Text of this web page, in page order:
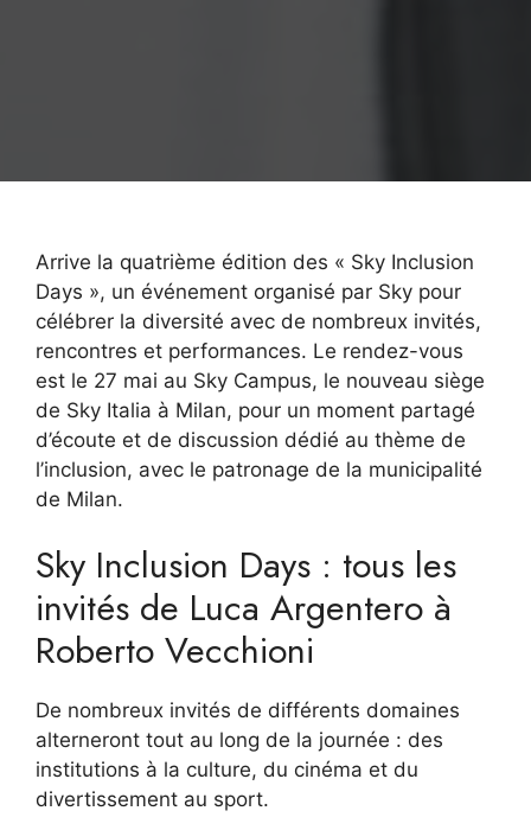
Arrive la quatrième édition des « Sky Inclusion
Days », un événement organisé par Sky pour
célébrer la diversité avec de nombreux invités,
rencontres et performances. Le rendez-vous
est le 27 mai au Sky Campus, le nouveau siège
de Sky Italia à Milan, pour un moment partagé
d’écoute et de discussion dédié au thème de
l’inclusion, avec le patronage de la municipalité
de Milan.
Sky Inclusion Days : tous les
invités de Luca Argentero à
Roberto Vecchioni
De nombreux invités de différents domaines
alterneront tout au long de la journée : des
institutions à la culture, du cinéma et du
divertissement au sport.